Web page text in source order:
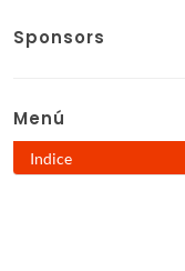
Sponsors
Menú
Indice